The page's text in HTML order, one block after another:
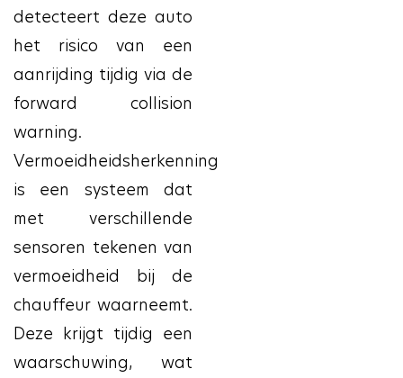
detecteert deze auto
het risico van een
aanrijding tijdig via de
forward collision
warning.
Vermoeidheidsherkenning
is een systeem dat
met verschillende
sensoren tekenen van
vermoeidheid bij de
chauffeur waarneemt.
Deze krijgt tijdig een
waarschuwing, wat